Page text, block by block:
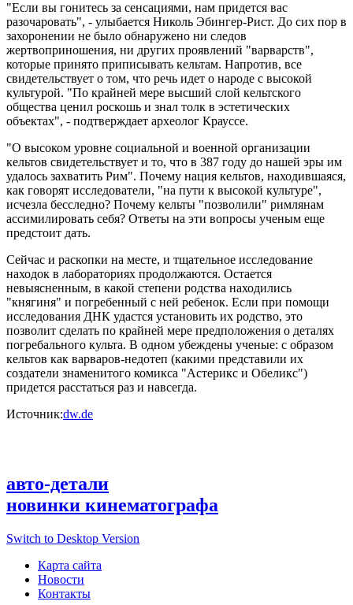
"Если вы гонитесь за сенсациями, нам придется вас
разочаровать", - улыбается Николь Эбингер-Рист. До сих пор в
захоронении не было обнаружено ни следов
жертвоприношения, ни других проявлений "варварств",
которые принято приписывать кельтам. Напротив, все
свидетельствует о том, что речь идет о народе с высокой
культурой. "По крайней мере высший слой кельтского
общества ценил роскошь и знал толк в эстетических
объектах", - подтверждает археолог Крауссе.
"О высоком уровне социальной и военной организации
кельтов свидетельствует и то, что в 387 году до нашей эры им
удалось захватить Рим". Почему нация кельтов, находившаяся,
как говорят исследователи, "на пути к высокой культуре",
исчезла бесследно? Почему кельты "позволили" римлянам
ассимилировать себя? Ответы на эти вопросы ученым еще
предстоит дать.
Сейчас и раскопки на месте, и тщательное исследование
находок в лабораториях продолжаются. Остается
невыясненным, в какой степени родства находились
"княгиня" и погребенный с ней ребенок. Если при помощи
исследования ДНК удастся установить их родство, это
позволит сделать по крайней мере предположения о деталях
погребального культа. В одном убеждены ученые: с образом
кельтов как варваров-недотеп (какими представили их
создатели знаменитого комикса "Астерикс и Обеликс")
придется расстаться раз и навсегда.
Источник:dw.de
авто-детали
новинки кинематографа
Switch to Desktop Version
Карта сайта
Новости
Контакты